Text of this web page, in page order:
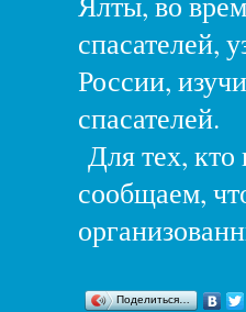
спасателей,
России,
спасателей.
Для тех,
сообщаем,
Поделиться…